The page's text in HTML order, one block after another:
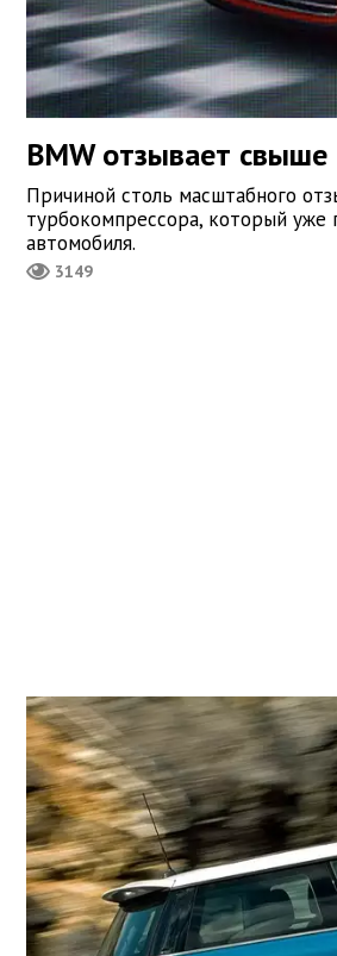
BMW отзывает
Причиной столь масштабного
турбокомпрессора, который
автомобиля.
3149